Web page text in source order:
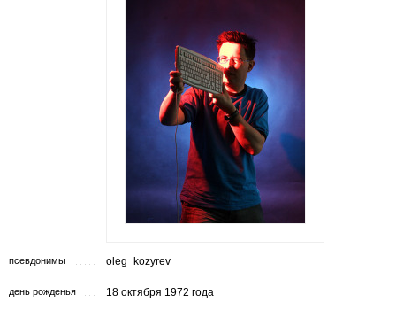
псевдонимы oleg_kozyrev
день рожденья 18 октября 1972 года